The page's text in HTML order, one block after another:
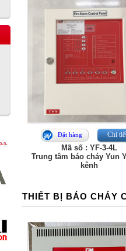
Đặt hàng Chi
Mã số : YF-3-4L
Trung tâm báo cháy Yun
kênh
THIẾT BỊ BÁO CHÁY